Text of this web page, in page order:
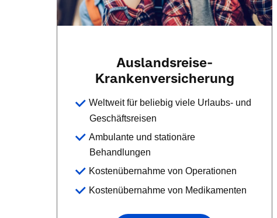
Auslandsreise-
Krankenversicherung
Weltweit für beliebig viele Urlaubs- und
Geschäftsreisen
Ambulante und stationäre
Behandlungen
Kostenübernahme von Operationen
Kostenübernahme von Medikamenten